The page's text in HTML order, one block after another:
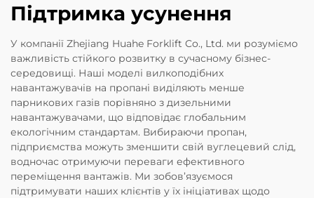
Підтримка усунення
У компанії Zhejiang Huahe Forklift Co., Ltd. ми розуміємо
важливість стійкого розвитку в сучасному бізнес-
середовищі. Наші моделі вилкоподібних
навантажувачів на пропані виділяють менше
парникових газів порівняно з дизельними
навантажувачами, що відповідає глобальним
екологічним стандартам. Вибираючи пропан,
підприємства можуть зменшити свій вуглецевий слід,
водночас отримуючи переваги ефективного
переміщення вантажів. Ми зобов’язуємося
підтримувати наших клієнтів у їх ініціативах щодо